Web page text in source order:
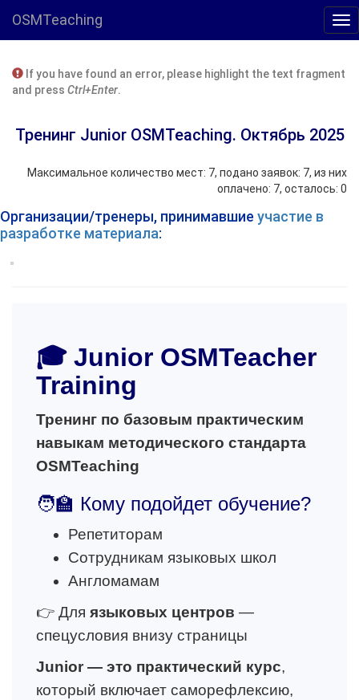
OSMTeaching
If you have found an error, please highlight the text fragment
and press Ctrl+Enter.
Тренинг Junior OSMTeaching. Октябрь 2025
Максимальное количество мест: 7, подано заявок: 7, из них
оплачено: 7, осталось: 0
Организации/тренеры, принимавшиеучастие в
разработке материала:
🎓 Junior OSMTeacher
Training
Тренинг по базовым практическим
навыкам методического стандарта
OSMTeaching
🧑‍🏫 Кому подойдет обучение?
Репетиторам
Сотрудникам языковых школ
Англомамам
👉 Для языковых центров —
спецусловия внизу страницы
Junior — это практический курс,
который включает саморефлексию,